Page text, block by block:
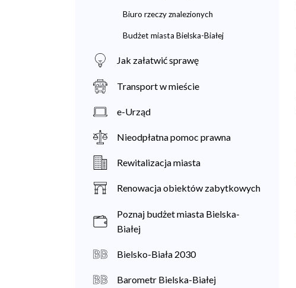
Biuro rzeczy znalezionych
Budżet miasta Bielska-Białej
Jak załatwić sprawę
Transport w mieście
e-Urząd
Nieodpłatna pomoc prawna
Rewitalizacja miasta
Renowacja obiektów zabytkowych
Poznaj budżet miasta Bielska-
Białej
Bielsko-Biała 2030
Barometr Bielska-Białej